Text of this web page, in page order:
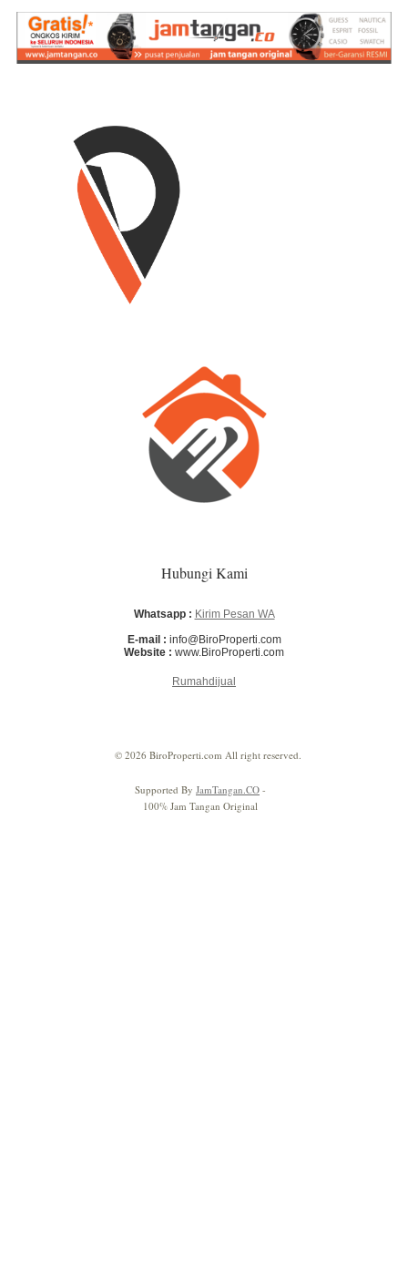
Hubungi Kami
Whatsapp : Kirim Pesan WA
E-mail : info@BiroProperti.com
Website : www.BiroProperti.com
Rumahdijual
© 2026 BiroProperti.com All right reserved.
Supported By JamTangan.CO -
100% Jam Tangan Original